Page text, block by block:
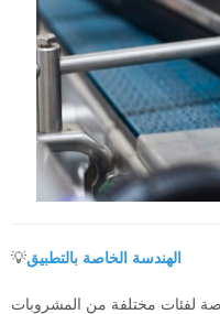
💡الهندسة الخاصة بالتطبيق